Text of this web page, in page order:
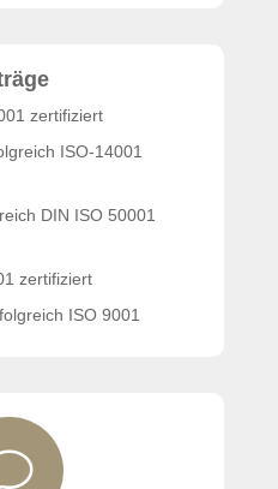
zertifiziert
ISO-14001
DIN ISO 50001
zertifiziert
ISO 9001